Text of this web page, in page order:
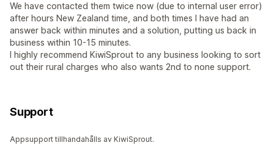
We have contacted them twice now (due to internal user error)
after hours New Zealand time, and both times I have had an
answer back within minutes and a solution, putting us back in
business within 10-15 minutes.
I highly recommend KiwiSprout to any business looking to sort
out their rural charges who also wants 2nd to none support.
Support
Appsupport tillhandahålls av KiwiSprout.